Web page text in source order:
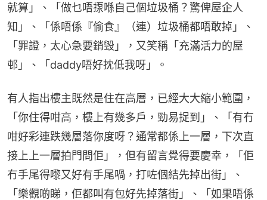
就算」、「做乜唔揼喺自己個垃圾桶？驚俾屋企人
知」、「係唔係『偷食』（連）垃圾桶都唔敢掉」、
「罪證，太心急要銷毁」，又笑稱「充滿活力的屋
邨」、「daddy唔好抌低我呀」。
有人指出樓主既然是住在高層，已經大大縮小範圍，
「你住得咁高，樓上有幾多戶，勁易捉到」、「有冇
咁好彩連跌幾層落你度呀？通常都係上一層，下次直
接上上一層拍門問佢」，但有留言覺得要慶幸，「佢
冇手尾得嚟又好有手尾喎，打咗個結先掉出街」、
「樂觀啲睇，佢都叫有包好先掉落街」、「如果唔係